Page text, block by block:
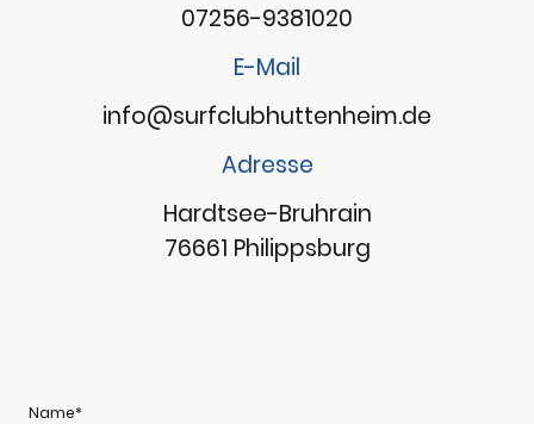
07256-9381020
E-Mail
info@surfclubhuttenheim.de
Adresse
Hardtsee-Bruhrain
76661 Philippsburg
Name*